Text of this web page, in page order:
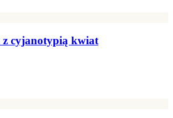
cyjanotypią kwiat